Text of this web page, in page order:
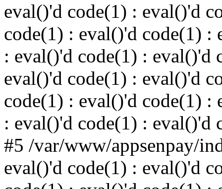
eval()'d code(1) : eval()'d
code(1) : eval()'d code(1) :
: eval()'d code(1) : eval()'d
eval()'d code(1) : eval()'d
code(1) : eval()'d code(1) :
: eval()'d code(1) : eval()'d
#5 /var/www/appsenpay/
eval()'d code(1) : eval()'d